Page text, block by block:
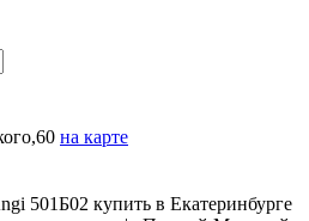
на карте
501Б02 купить в Екатеринбурге